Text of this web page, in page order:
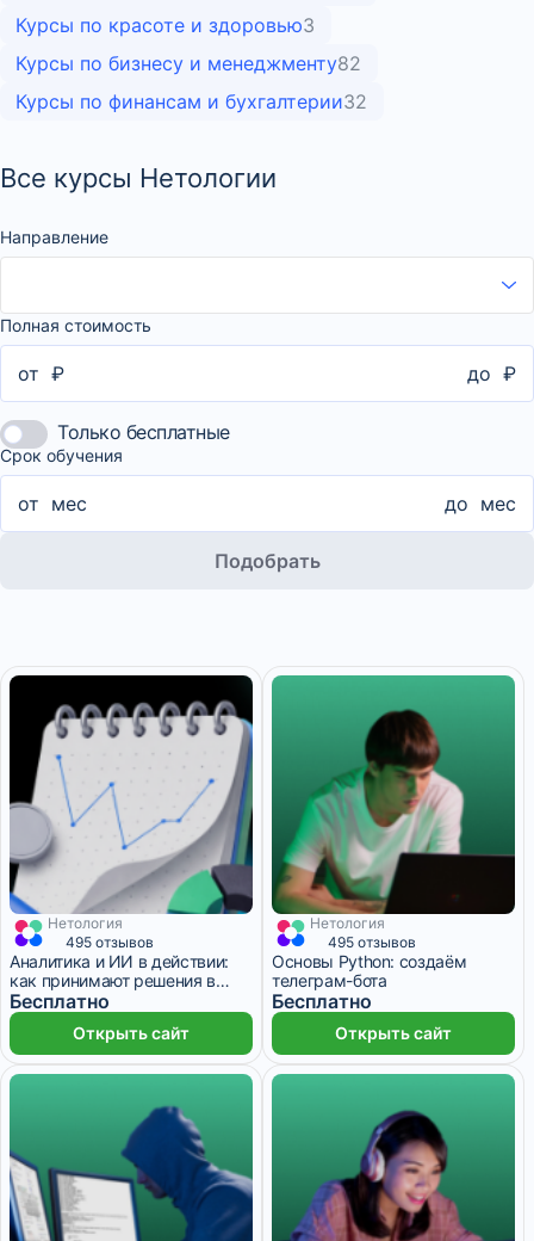
Курсы по красоте и здоровью3
Курсы по бизнесу и менеджменту82
Курсы по финансам и бухгалтерии32
Все курсы Нетологии
Направление
Полная стоимость
от ₽ до ₽
Только бесплатные
Срок обучения
от мес до мес
Подобрать
1 месяц
Нетология
495 отзывов
Аналитика и ИИ в действии:
как принимают решения в
реальном бизнесе
Бесплатно
Открыть сайт
1 месяц
Нетология
495 отзывов
Основы Python: создаём
телеграм-бота
Бесплатно
Открыть сайт